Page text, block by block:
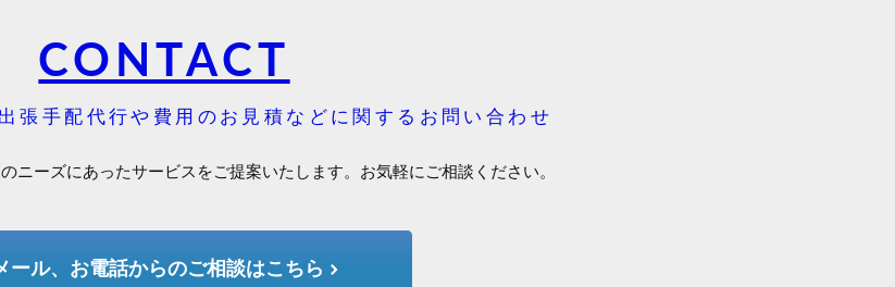
CONTACT
張手配代行や費用のお見積などに関するお問い合わせ
ニーズにあったサービスをご提案いたします。お気軽にご相談ください。
ール、お電話からのご相談はこちら